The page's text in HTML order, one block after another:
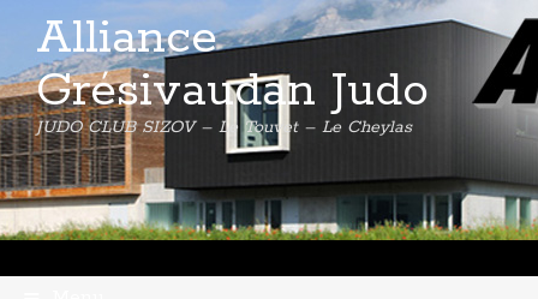
Alliance
Grésivaudan Judo
JUDO CLUB SIZOV – Le Touvet – Le Cheylas